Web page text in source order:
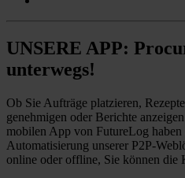
UNSERE APP:
unterwegs!
Ob Sie Aufträge platzieren,
genehmigen oder Berichte
mobilen App von FutureLog haben
Automatisierung unserer P2P-
online oder offline, Sie können die